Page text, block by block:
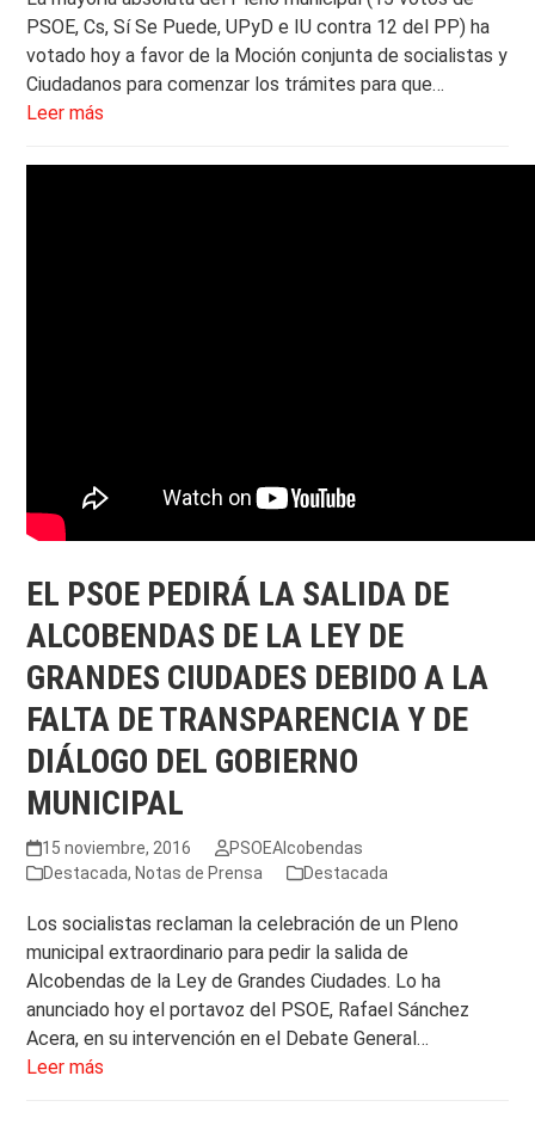
PSOE, Cs, Sí Se Puede, UPyD e IU contra 12 del PP) ha
votado hoy a favor de la Moción conjunta de socialistas y
Ciudadanos para comenzar los trámites para que…
Leer más
EL PSOE PEDIRÁ LA SALIDA DE
ALCOBENDAS DE LA LEY DE
GRANDES CIUDADES DEBIDO A LA
FALTA DE TRANSPARENCIA Y DE
DIÁLOGO DEL GOBIERNO
MUNICIPAL
15 noviembre, 2016
PSOEAlcobendas
Destacada, Notas de Prensa Destacada
Los socialistas reclaman la celebración de un Pleno
municipal extraordinario para pedir la salida de
Alcobendas de la Ley de Grandes Ciudades. Lo ha
anunciado hoy el portavoz del PSOE, Rafael Sánchez
Acera, en su intervención en el Debate General…
Leer más